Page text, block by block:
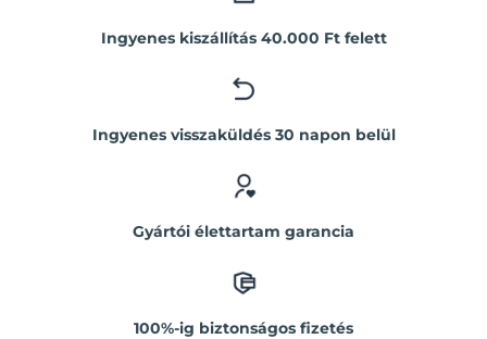
Ingyenes kiszállítás 40.000 Ft felett
Ingyenes visszaküldés 30 napon belül
Gyártói élettartam garancia
100%-ig biztonságos fizetés